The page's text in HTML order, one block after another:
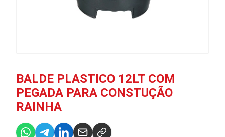
BALDE PLASTICO 12LT COM
PEGADA PARA CONSTUÇÃO
RAINHA